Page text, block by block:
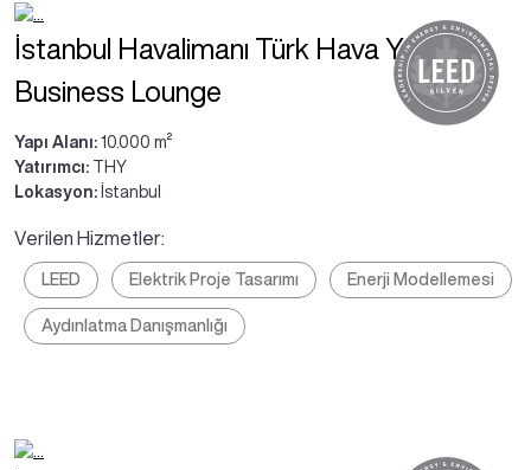
İstanbul Havalimanı Türk Hava Yolları
Business Lounge
Yapı Alanı: 10.000 m²
Yatırımcı: THY
Lokasyon: İstanbul
Verilen Hizmetler:
LEED Elektrik Proje Tasarımı Enerji Modellemesi
Aydınlatma Danışmanlığı